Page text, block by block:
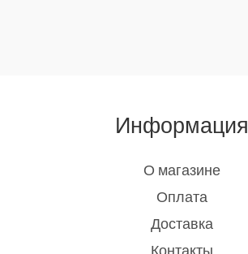
Информация
О магазине
Оплата
Доставка
Контакты